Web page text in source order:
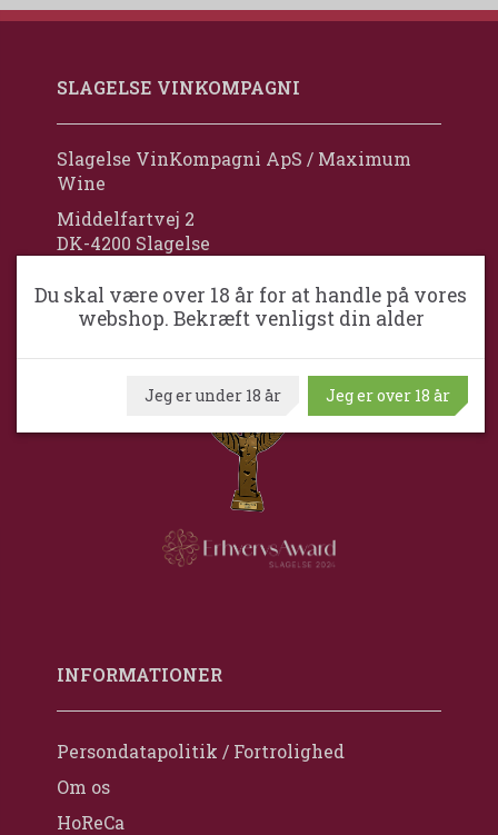
SLAGELSE VINKOMPAGNI
Slagelse VinKompagni ApS / Maximum
Wine
Middelfartvej 2
DK-4200 Slagelse
+45 5856 1400
INFORMATIONER
Persondatapolitik / Fortrolighed
Om os
HoReCa
Du skal være over 18 år for at handle på vores
webshop. Bekræft venligst din alder
Jeg er under 18 år Jeg er over 18 år